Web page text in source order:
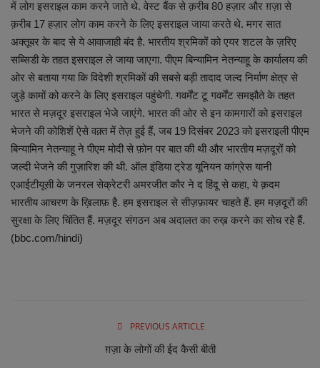
व्यापार
शिक्षा एवं रोजगार
धर्म एवं ज्योतिष
में लोग इसराइल काम करने जाते थे. वेस्ट बैंक से क़रीब 80 हज़ार और ग़ज़ा से
क़रीब 17 हज़ार लोग काम करने के लिए इसराइल जाया करते थे. मगर सात
अक्तूबर के बाद से ये आवाजाही बंद है. भारतीय श्रमिकों को एयर शटल के ज़रिए
सब्सिडी के तहत इसराइल ले जाया जाएगा. पीएम बिन्यामिन नेतन्याहू के कार्यालय की
ओर से बताया गया कि विदेशी श्रमिकों की सबसे बड़ी तादाद जल्द निर्माण क्षेत्र से
जुड़े कामों को करने के लिए इसराइल पहुंचेगी. गवर्मेंट टू गवर्मेंट समझौते के तहत
भारत से मज़दूर इसराइल भेजे जाएंगे. भारत की ओर से इन कामगारों को इसराइल
भेजने की कोशिशें ऐसे वक़्त में तेज़ हुई हैं, जब 19 दिसंबर 2023 को इसराइली पीएम
बिन्यामिन नेतन्याहू ने पीएम मोदी से फ़ोन पर बात की थी और भारतीय मज़दूरों को
जल्दी भेजने की गुज़ारिश की थी. ऑल इंडिया ट्रेड यूनियन कांग्रेस यानी
एआईटीयूसी के जनरल सेक्रेटरी अमरजीत कौर ने द हिंदू से कहा, ये क़दम
भारतीय आचरण के ख़िलाफ़ है. हम इसराइल से सीज़फ़ायर चाहते हैं. हम मज़दूरों की
सुरक्षा के लिए चिंतित हैं. मज़दूर संगठन अब अदालत का रुख़ करने का सोच रहे हैं.
(bbc.com/hindi)
PREVIOUS ARTICLE
ग़ज़ा के लोगों की ईद कैसी बीती